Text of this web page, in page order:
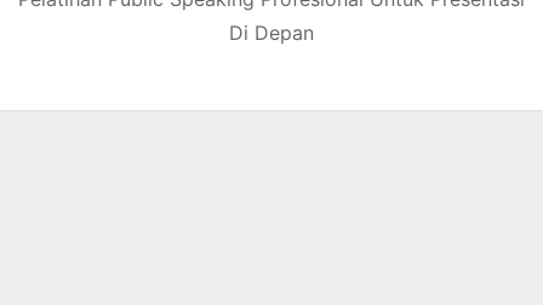
Di Depan